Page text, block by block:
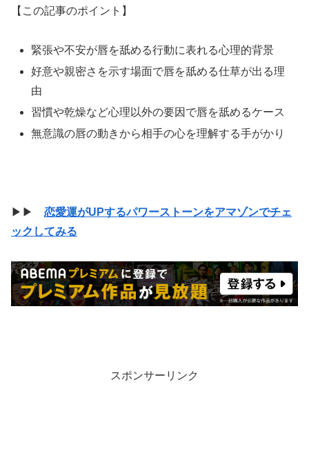
【この記事のポイント】
緊張や不安が唇を舐める行動に表れる心理的背景
好意や親密さを示す場面で唇を舐める仕草が出る理
由
習慣や乾燥など心理以外の要因で唇を舐めるケース
無意識の唇の動きから相手の心を理解する手がかり
▶▶ 恋愛運がUPするパワーストーンをアマゾンでチェ
ックしてみる
スポンサーリンク